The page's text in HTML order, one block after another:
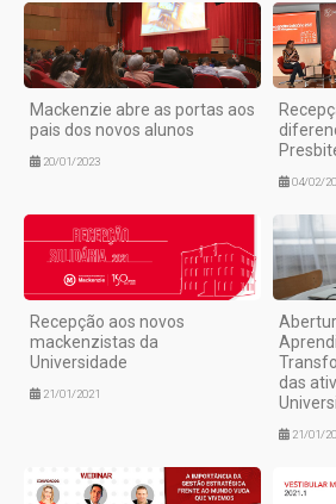
Mackenzie abre as portas aos
pais dos novos alunos
20/01/2023
04/02/
Recepção aos novos
mackenzistas da
Universidade
21/01/2021
das
21/01/